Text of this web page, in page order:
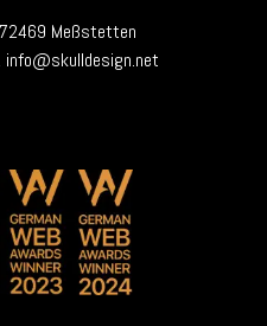
Meßstetten
. info@skulldesign.net